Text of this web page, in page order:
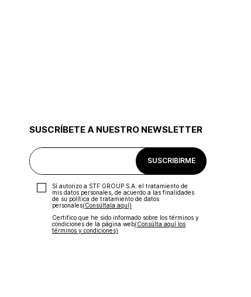
SUSCRÍBETE A NUESTRO NEWSLETTER
SUSCRIBIRME
Sí autorizo a STF GROUP S.A. el tratamiento de
mis datos personales, de acuerdo a las finalidades
de su política de tratamiento de datos
personales‎(Consúltala aquí)
Certifico que he sido informado sobre los términos y
condiciones de la página web‎(Consúlta aquí los
términos y condiciones)